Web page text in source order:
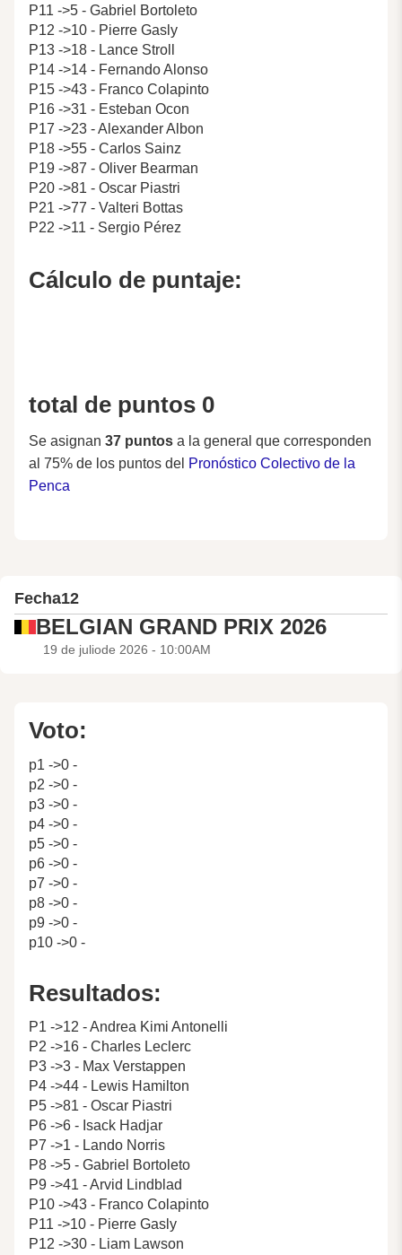
P11 ->5 - Gabriel Bortoleto
P12 ->10 - Pierre Gasly
P13 ->18 - Lance Stroll
P14 ->14 - Fernando Alonso
P15 ->43 - Franco Colapinto
P16 ->31 - Esteban Ocon
P17 ->23 - Alexander Albon
P18 ->55 - Carlos Sainz
P19 ->87 - Oliver Bearman
P20 ->81 - Oscar Piastri
P21 ->77 - Valteri Bottas
P22 ->11 - Sergio Pérez
Cálculo de puntaje:
total de puntos 0
Se asignan 37 puntos a la general que corresponden
al 75% de los puntos del Pronóstico Colectivo de la
Penca
Fecha12
BELGIAN GRAND PRIX 2026
19 de juliode 2026 - 10:00AM
Voto:
p1 ->0 -
p2 ->0 -
p3 ->0 -
p4 ->0 -
p5 ->0 -
p6 ->0 -
p7 ->0 -
p8 ->0 -
p9 ->0 -
p10 ->0 -
Resultados:
P1 ->12 - Andrea Kimi Antonelli
P2 ->16 - Charles Leclerc
P3 ->3 - Max Verstappen
P4 ->44 - Lewis Hamilton
P5 ->81 - Oscar Piastri
P6 ->6 - Isack Hadjar
P7 ->1 - Lando Norris
P8 ->5 - Gabriel Bortoleto
P9 ->41 - Arvid Lindblad
P10 ->43 - Franco Colapinto
P11 ->10 - Pierre Gasly
P12 ->30 - Liam Lawson